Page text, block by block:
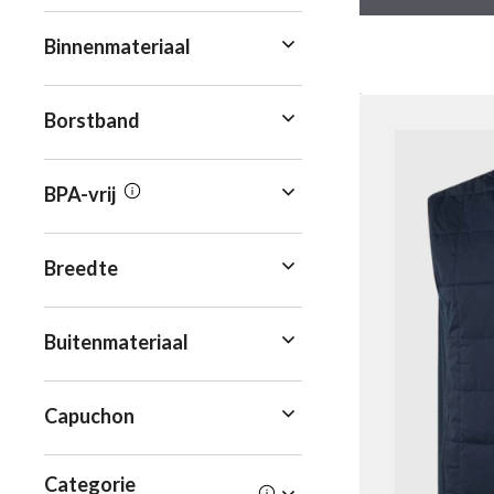
Binnenmateriaal
Borstband
BPA-vrij
Breedte
Buitenmateriaal
Capuchon
Categorie